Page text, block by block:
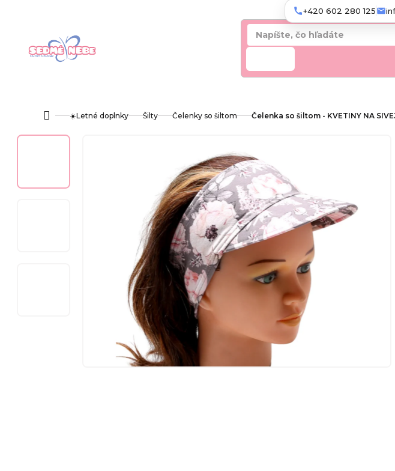
Domov☀️Letné doplnky Šilty Čelenky so šiltom Čelenka so šiltom - KVETINY NA
+420 602 280 125